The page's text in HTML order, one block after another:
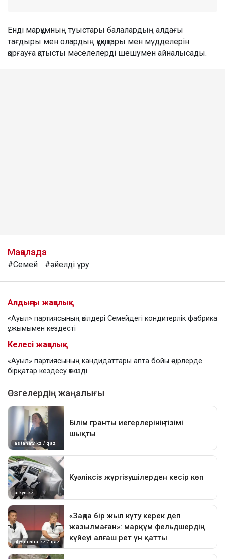
Енді марқұмның туыстары балалардың алдағы
тағдыры мен олардың құқықтары мен мүдделерін
қорғауға қатысты мәселелерді шешумен айналысады.
Мақалада
#Семей #әйелді ұру
Алдыңғы жаңалық
«Ауыл» партиясының өкілдері Семейдегі кондитерлік фабрика
ұжымымен кездесті
Келесі жаңалық
«Ауыл» партиясының кандидаттары апта бойы өңірлерде
бірқатар кездесу өткізді